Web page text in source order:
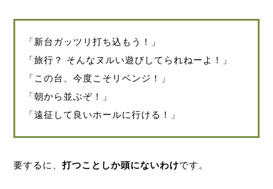
「新台ガッツリ打ち込もう！」
「旅行？ そんなヌルい遊びしてられねーよ！」
「この台、今度こそリベンジ！」
「朝から並ぶぞ！」
「遠征して良いホールに行ける！」
要するに、打つことしか頭にないわけです。